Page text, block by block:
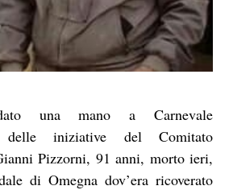
una mano a Carnevale
delle iniziative del Comitato
Pizzorni, 91 anni, morto ieri,
di Omegna dov’era ricoverato